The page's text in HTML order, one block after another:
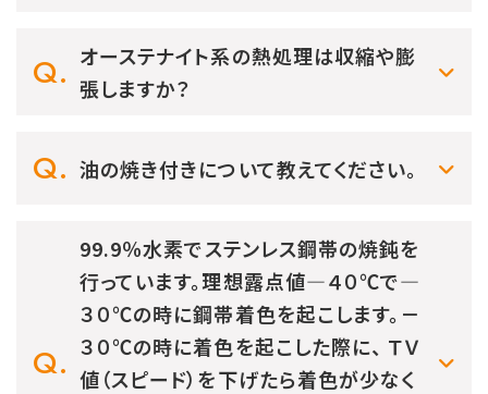
オーステナイト系の熱処理は収縮や膨
張しますか？
油の焼き付きについて教えてください。
99.9％水素でステンレス鋼帯の焼鈍を
行っています。理想露点値―４０℃で―
３０℃の時に鋼帯着色を起こします。－
３０℃の時に着色を起こした際に、 ＴＶ
値（スピード）を下げたら着色が少なく